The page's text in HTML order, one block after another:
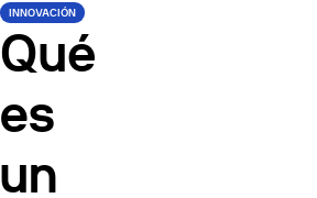
INNOVACIÓN
Qué
es
un